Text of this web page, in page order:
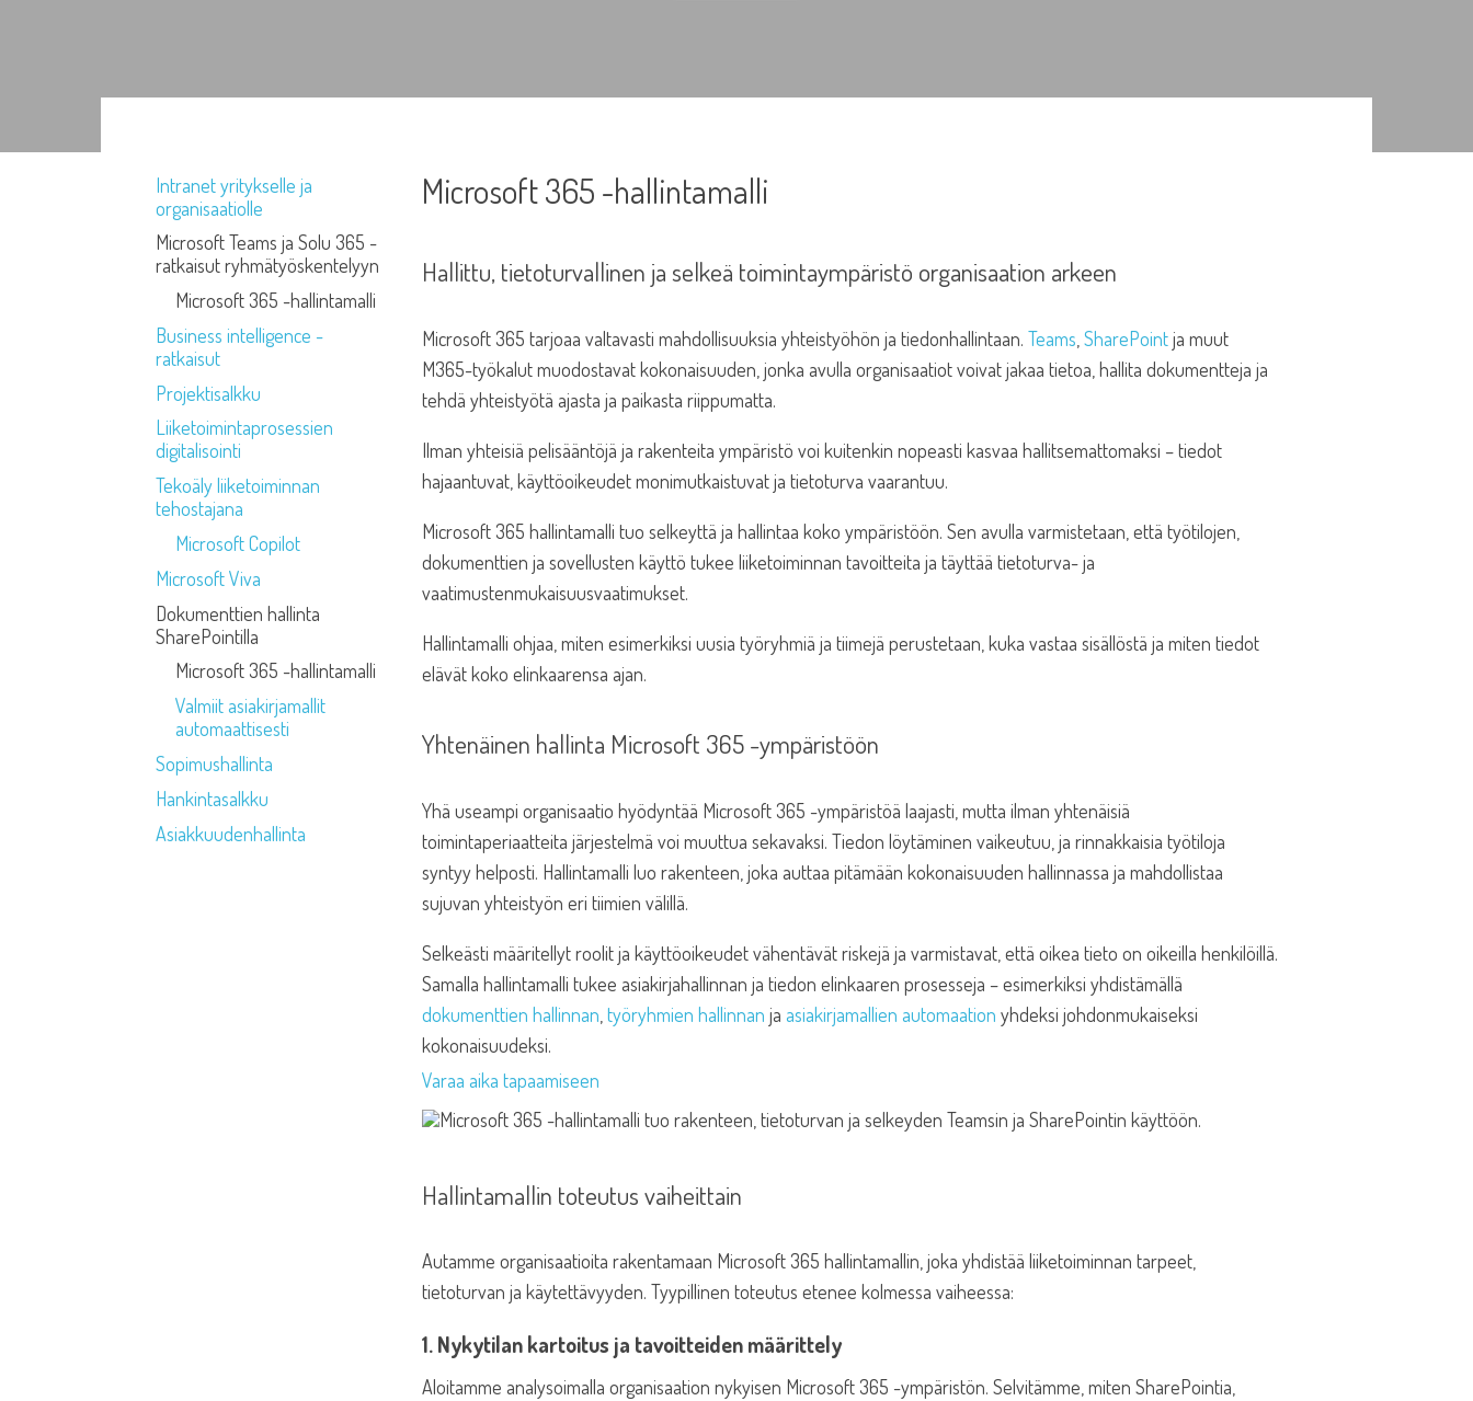
Intranet yritykselle ja
organisaatiolle
Microsoft Teams ja Solu 365 -
ratkaisut ryhmätyöskentelyyn
Microsoft 365 -hallintamalli
Business intelligence -
ratkaisut
Projektisalkku
Liiketoimintaprosessien
digitalisointi
Tekoäly liiketoiminnan
tehostajana
Microsoft Copilot
Microsoft Viva
Dokumenttien hallinta
SharePointilla
Microsoft 365 -hallintamalli
Valmiit asiakirjamallit
automaattisesti
Sopimushallinta
Hankintasalkku
Asiakkuudenhallinta
Microsoft 365 -hallintamalli
Hallittu, tietoturvallinen ja selkeä toimintaympäristö organisaation arkeen
Microsoft 365 tarjoaa valtavasti mahdollisuuksia yhteistyöhön ja tiedonhallintaan. Teams SharePointja muut
M365-työkalut muodostavat kokonaisuuden, jonka avulla organisaatiot voivat jakaa tietoa, hallita dokumentteja ja
tehdä yhteistyötä ajasta ja paikasta riippumatta.
Ilman yhteisiä pelisääntöjä ja rakenteita ympäristö voi kuitenkin nopeasti kasvaa hallitsemattomaksi – tiedot
hajaantuvat, käyttöoikeudet monimutkaistuvat ja tietoturva vaarantuu.
Microsoft 365 hallintamalli tuo selkeyttä ja hallintaa koko ympäristöön. Sen avulla varmistetaan, että työtilojen,
dokumenttien ja sovellusten käyttö tukee liiketoiminnan tavoitteita ja täyttää tietoturva- ja
vaatimustenmukaisuusvaatimukset.
Hallintamalli ohjaa, miten esimerkiksi uusia työryhmiä ja tiimejä perustetaan, kuka vastaa sisällöstä ja miten tiedot
elävät koko elinkaarensa ajan.
Yhtenäinen hallinta Microsoft 365 -ympäristöön
Yhä useampi organisaatio hyödyntää Microsoft 365 -ympäristöä laajasti, mutta ilman yhtenäisiä
toimintaperiaatteita järjestelmä voi muuttua sekavaksi. Tiedon löytäminen vaikeutuu, ja rinnakkaisia työtiloja
syntyy helposti. Hallintamalli luo rakenteen, joka auttaa pitämään kokonaisuuden hallinnassa ja mahdollistaa
sujuvan yhteistyön eri tiimien välillä.
Selkeästi määritellyt roolit ja käyttöoikeudet vähentävät riskejä ja varmistavat, että oikea tieto on oikeilla henkilöillä.
Samalla hallintamalli tukee asiakirjahallinnan ja tiedon elinkaaren prosesseja – esimerkiksi yhdistämällä
dokumenttien hallinnan työryhmien hallinnan ja asiakirjamallien automaation yhdeksi johdonmukaiseksi
kokonaisuudeksi.
Varaa aika tapaamiseen
Hallintamallin toteutus vaiheittain
Autamme organisaatioita rakentamaan Microsoft 365 hallintamallin, joka yhdistää liiketoiminnan tarpeet,
tietoturvan ja käytettävyyden. Tyypillinen toteutus etenee kolmessa vaiheessa:
1. Nykytilan kartoitus ja tavoitteiden määrittely
Aloitamme analysoimalla organisaation nykyisen Microsoft 365 -ympäristön. Selvitämme, miten SharePointia,